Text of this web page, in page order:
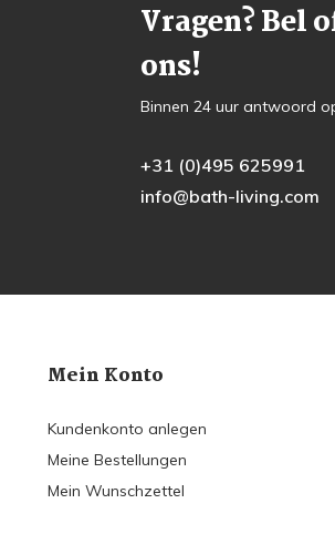
Vragen? Bel
ons!
Binnen 24 uur antwoord
+31 (0)495 625991
info@bath-living.com
Mein Konto
Kundenkonto anlegen
Meine Bestellungen
Mein Wunschzettel